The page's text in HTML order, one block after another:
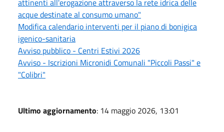
attinenti all'erogazione attraverso la rete idrica delle
acque destinate al consumo umano"
Modifica calendario interventi per il piano di bonigica
igenico-sanitaria
Avviso pubblico - Centri Estivi 2026
Avviso - Iscrizioni Micronidi Comunali "Piccoli Passi" e
"Colibri"
Ultimo aggiornamento: 14 maggio 2026, 13:01